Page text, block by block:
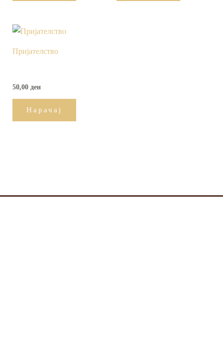
Пријателство
50,00 ден
Нарачај